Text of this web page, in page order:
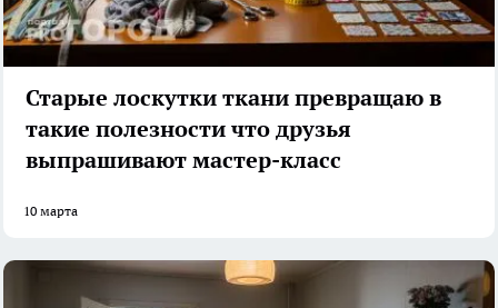
Старые лоскутки ткани превращаю в
такие полезности что друзья
выпрашивают мастер-класс
10 марта